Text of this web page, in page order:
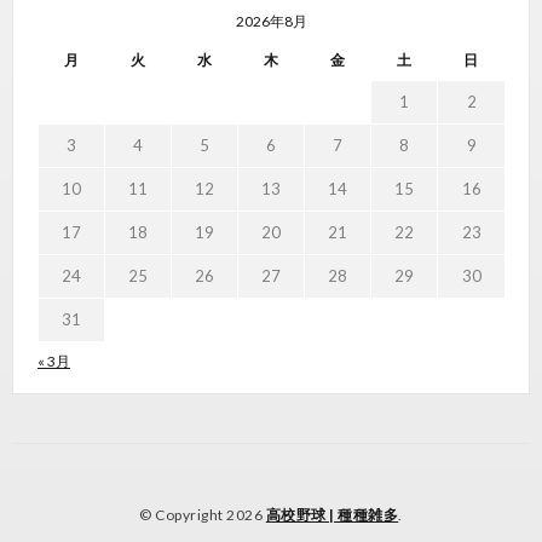
2026年8月
月 火 水 木 金 土 日
« 3月
1 2
3 4 5 6 7 8 9
10 11 12 13 14 15 16
17 18 19 20 21 22 23
24 25 26 27 28 29 30
31
© Copyright 2026 高校野球 | 種種雑多